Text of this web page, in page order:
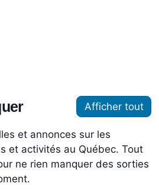
Afficher tout
et annonces sur les
et activités au Québec. Tout
ne rien manquer des sorties